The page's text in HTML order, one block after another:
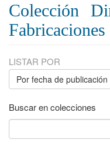
Colección
LISTAR POR
Por fecha de publicación
Buscar en colecciones